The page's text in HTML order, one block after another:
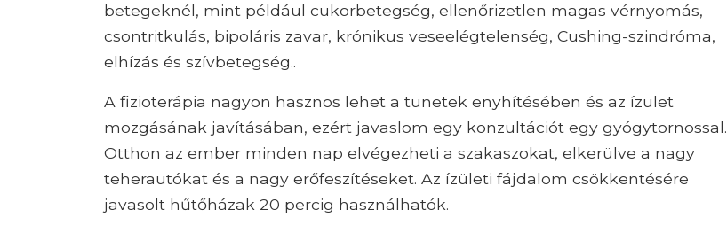
betegeknél, mint például cukorbetegség, ellenőrizetlen magas vérnyomás,
csontritkulás, bipoláris zavar, krónikus veseelégtelenség, Cushing-szindróma,
elhízás és szívbetegség..
A fizioterápia nagyon hasznos lehet a tünetek enyhítésében és az ízület
mozgásának javításában, ezért javaslom egy konzultációt egy gyógytornossal.
Otthon az ember minden nap elvégezheti a szakaszokat, elkerülve a nagy
teherautókat és a nagy erőfeszítéseket. Az ízületi fájdalom csökkentésére
javasolt hűtőházak 20 percig használhatók.